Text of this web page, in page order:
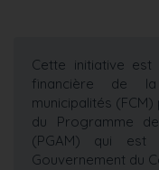
Cette initiative
financière de la
municipalités
du Programme
(PGAM) qui
Gouvernement du